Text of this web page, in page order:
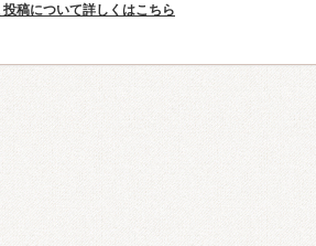
投稿について詳しくはこちら